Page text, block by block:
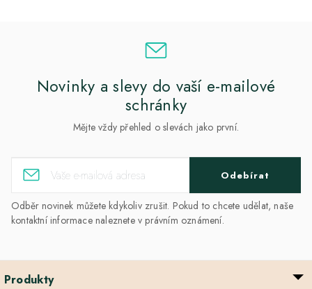
Novinky a slevy do vaší e-mailové
schránky
Mějte vždy přehled o slevách jako první.
Odebírat
Odběr novinek můžete kdykoliv zrušit. Pokud to chcete udělat, naše
kontaktní informace naleznete v právním oznámení.
Produkty